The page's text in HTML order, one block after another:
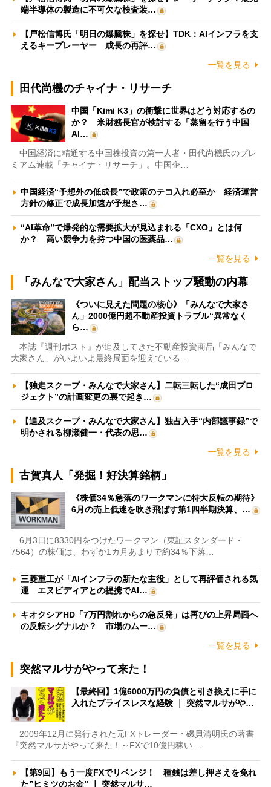
端半導体の製造に不可欠な検査装…
【戸松信博氏「明日の爆騰株」を探せ】TDK：AIインフラを支
えるキープレーヤー 成長の再評…
一覧を見る
田代尚機のチャイナ・リサーチ
中国「Kimi K3」の衝撃に世界はどう対応するの
か？ 米財務長官が検討する「蒸留を行う中国
AI…
中国経済に精通する中国株投資の第一人者・田代尚機氏のプレ
ミアム連載「チャイナ・リサーチ」。中国企…
中国経済“予想外の低成長”で政策のテコ入れ必至か 経済運営
方針の修正で成長加速が予想さ…
“AI革命”で爆発的な需要拡大が見込まれる「CXO」とは何
か？ 高い競争力を持つ中国の医薬品…
一覧を見る
「みんなで大家さん」配当ストップ騒動の内幕
《ついに見えた問題の核心》「みんなで大家さ
ん」2000億円超不動産投資トラブル“異常なく
ら…
本誌『週刊ポスト』が追及してきた不動産投資商品「みんなで
大家さん」がいよいよ最終局面を迎えている…
【独走スクープ・みんなで大家さん】二転三転した“成田プロ
ジェクト”の計画変更の裏で起き…
【追及スクープ・みんなで大家さん】独占入手“内部議事録”で
明かされる柳瀬健一・代表の思…
一覧を見る
古賀真人「発掘！好決算銘柄」
《株価34％急落のワークマンに特大反転の期待》
6月の売上低迷を吹き飛ばす第1四半期決算、…
6月3日に8330円をつけたワークマン（東証スタンダード・
7564）の株価は、わずか1カ月あまりで約34％下落…
三菱重工が「AIインフラの新たな主役」として再評価される気
運 エヌビディアとの提携でAI…
キオクシアHD「7万円割れからの急反発」は再びの上昇局面へ
の反転シグナルか？ 市場のムー…
一覧を見る
突然マルサがやって来た！
【最終回】1億6000万円の負債と引き換えに手に
入れたプライスレスな経験 ｜ 突然マルサがや…
2009年12月に発行された元FXトレーダー・磯貝清明氏の著書
『突然マルサがやって来た！～FXで10億円稼い…
【第9回】もう一度FXでリベンジ！ 種銭は差し押さえを免れ
た”ヒミツのお金” ｜ 突然マルサ…